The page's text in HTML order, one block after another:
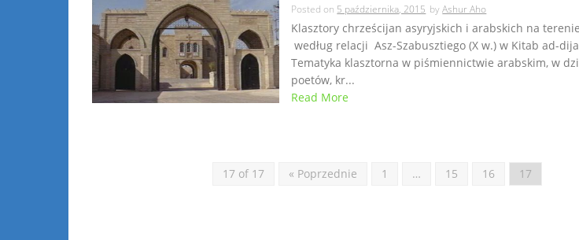
Posted on 5 października, 2015 byAshur Aho
Klasztory chrześcijan asyryjskich i arabskich na
według relacji Asz-Szabusztiego (X w.) w Kitab ad-
Tematyka klasztorna w piśmiennictwie arabskim, w
poetów, kr...
Read More
17 of 17 « Poprzednie 1 … 15 16 17